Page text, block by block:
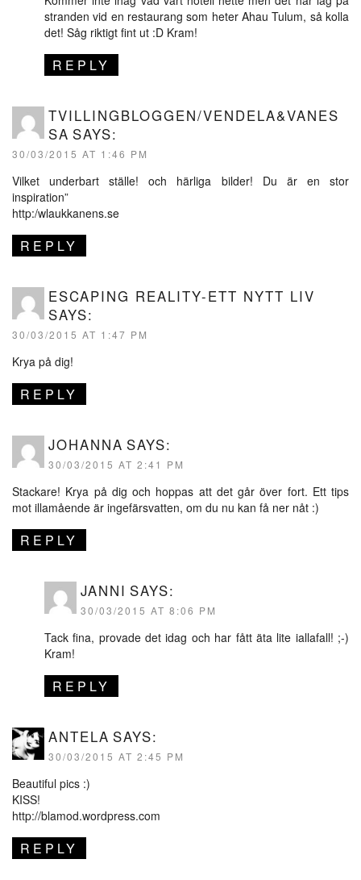
stranden vid en restaurang som heter Ahau Tulum, så kolla
det! Såg riktigt fint ut :D Kram!
REPLY
TVILLINGBLOGGEN/VENDELA&VANES
SA SAYS:
30/03/2015 AT 1:46 PM
Vilket underbart ställe! och härliga bilder! Du är en stor
inspiration”
http:/wlaukkanens.se
REPLY
ESCAPING REALITY-ETT NYTT LIV
SAYS:
30/03/2015 AT 1:47 PM
Krya på dig!
REPLY
JOHANNA SAYS:
30/03/2015 AT 2:41 PM
Stackare! Krya på dig och hoppas att det går över fort. Ett tips
mot illamående är ingefärsvatten, om du nu kan få ner nåt :)
REPLY
JANNI SAYS:
30/03/2015 AT 8:06 PM
Tack fina, provade det idag och har fått äta lite iallafall! ;-)
Kram!
REPLY
ANTELA SAYS:
30/03/2015 AT 2:45 PM
Beautiful pics :)
KISS!
http://blamod.wordpress.com
REPLY